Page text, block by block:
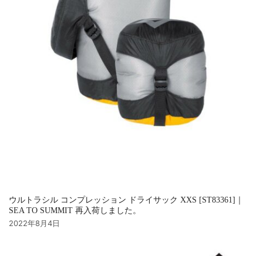
ウルトラシル コンプレッション ドライサック XXS [ST83361]｜
SEA TO SUMMIT 再入荷しました。
2022年8月4日